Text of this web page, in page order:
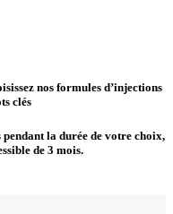
nos formules d’injections
clés
pendant la durée de votre choix,
de 3 mois.